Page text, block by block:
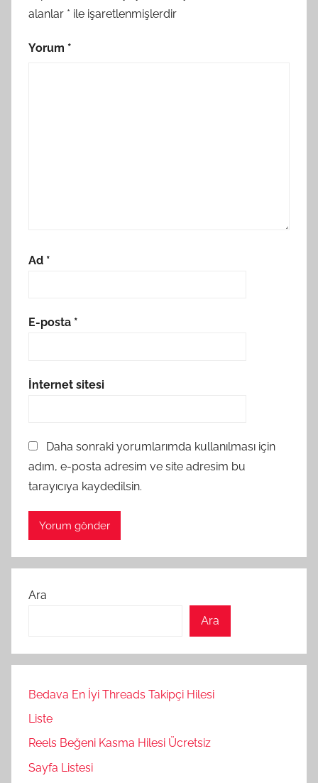
alanlar * ile işaretlenmişlerdir
Yorum *
Ad *
E-posta *
İnternet sitesi
Daha sonraki yorumlarımda kullanılması için
adım, e-posta adresim ve site adresim bu
tarayıcıya kaydedilsin.
Ara
Ara
Bedava En İyi Threads Takipçi Hilesi
Liste
Reels Beğeni Kasma Hilesi Ücretsiz
Sayfa Listesi